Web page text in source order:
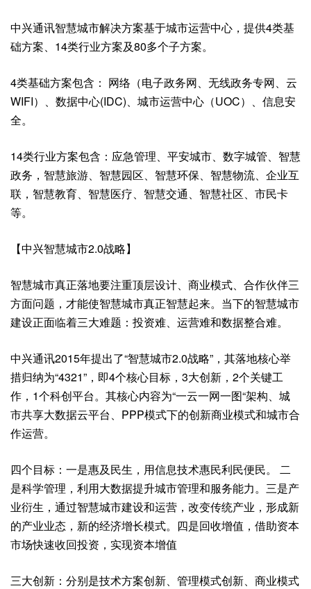
中兴通讯智慧城市解决方案基于城市运营中心，提供4类基
础方案、14类行业方案及80多个子方案。
4类基础方案包含： 网络（电子政务网、无线政务专网、云
WIFI）、数据中心(IDC)、城市运营中心（UOC）、信息安
全。
14类行业方案包含：应急管理、平安城市、数字城管、智慧
政务，智慧旅游、智慧园区、智慧环保、智慧物流、企业互
联，智慧教育、智慧医疗、智慧交通、智慧社区、市民卡
等。
【中兴智慧城市2.0战略】
智慧城市真正落地要注重顶层设计、商业模式、合作伙伴三
方面问题，才能使智慧城市真正智慧起来。当下的智慧城市
建设正面临着三大难题：投资难、运营难和数据整合难。
中兴通讯2015年提出了“智慧城市2.0战略”，其落地核心举
措归纳为“4321”，即4个核心目标，3大创新，2个关键工
作，1个科创平台。其核心内容为“一云一网一图“架构、城
市共享大数据云平台、PPP模式下的创新商业模式和城市合
作运营。
四个目标：一是惠及民生，用信息技术惠民利民便民。 二
是科学管理，利用大数据提升城市管理和服务能力。三是产
业衍生，通过智慧城市建设和运营，改变传统产业，形成新
的产业业态，新的经济增长模式。四是回收增值，借助资本
市场快速收回投资，实现资本增值
三大创新：分别是技术方案创新、管理模式创新、商业模式